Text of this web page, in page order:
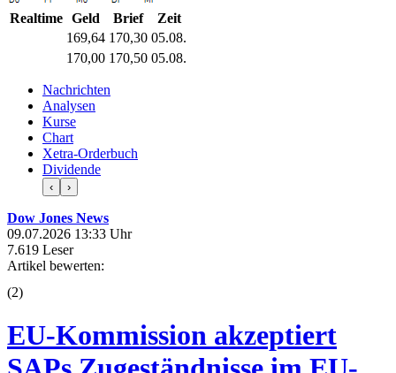
Realtime Geld Brief
Zeit
169,64 170,30 05.08.
170,00 170,50 05.08.
Nachrichten
Analysen
Kurse
Chart
Xetra-Orderbuch
Dividende
‹ ›
Dow Jones News
09.07.2026 13:33 Uhr
7.619 Leser
Artikel bewerten:
(2)
EU-Kommission akzeptiert